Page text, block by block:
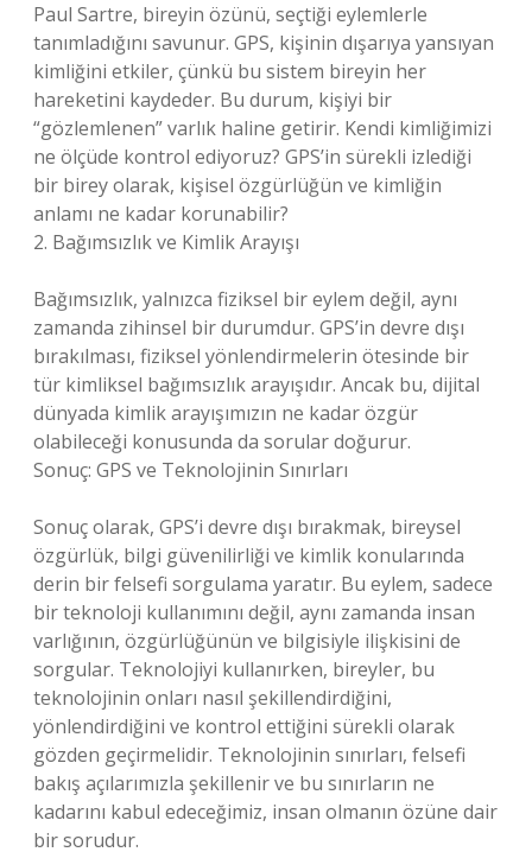
Paul Sartre, bireyin özünü, seçtiği eylemlerle
tanımladığını savunur. GPS, kişinin dışarıya yansıyan
kimliğini etkiler, çünkü bu sistem bireyin her
hareketini kaydeder. Bu durum, kişiyi bir
“gözlemlenen” varlık haline getirir. Kendi kimliğimizi
ne ölçüde kontrol ediyoruz? GPS’in sürekli izlediği
bir birey olarak, kişisel özgürlüğün ve kimliğin
anlamı ne kadar korunabilir?
2. Bağımsızlık ve Kimlik Arayışı
Bağımsızlık, yalnızca fiziksel bir eylem değil, aynı
zamanda zihinsel bir durumdur. GPS’in devre dışı
bırakılması, fiziksel yönlendirmelerin ötesinde bir
tür kimliksel bağımsızlık arayışıdır. Ancak bu, dijital
dünyada kimlik arayışımızın ne kadar özgür
olabileceği konusunda da sorular doğurur.
Sonuç: GPS ve Teknolojinin Sınırları
Sonuç olarak, GPS’i devre dışı bırakmak, bireysel
özgürlük, bilgi güvenilirliği ve kimlik konularında
derin bir felsefi sorgulama yaratır. Bu eylem, sadece
bir teknoloji kullanımını değil, aynı zamanda insan
varlığının, özgürlüğünün ve bilgisiyle ilişkisini de
sorgular. Teknolojiyi kullanırken, bireyler, bu
teknolojinin onları nasıl şekillendirdiğini,
yönlendirdiğini ve kontrol ettiğini sürekli olarak
gözden geçirmelidir. Teknolojinin sınırları, felsefi
bakış açılarımızla şekillenir ve bu sınırların ne
kadarını kabul edeceğimiz, insan olmanın özüne dair
bir sorudur.